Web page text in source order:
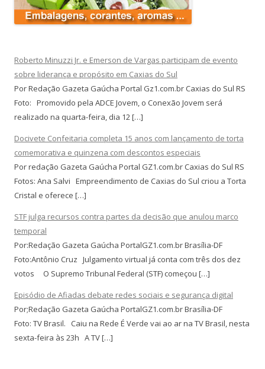
Roberto Minuzzi Jr. e Emerson de Vargas participam de evento
sobre liderança e propósito em Caxias do Sul
Por Redação Gazeta Gaúcha Portal Gz1.com.br Caxias do Sul RS
Foto: Promovido pela ADCE Jovem, o Conexão Jovem será
realizado na quarta-feira, dia 12 […]
Docivete Confeitaria completa 15 anos com lançamento de torta
comemorativa e quinzena com descontos especiais
Por redação Gazeta Gaúcha Portal GZ1.com.br Caxias do Sul RS
Fotos: Ana Salvi Empreendimento de Caxias do Sul criou a Torta
Cristal e oferece […]
STF julga recursos contra partes da decisão que anulou marco
temporal
Por:Redação Gazeta Gaúcha PortalGZ1.com.br Brasília-DF
Foto:Antônio Cruz Julgamento virtual já conta com três dos dez
votos O Supremo Tribunal Federal (STF) começou […]
Episódio de Afiadas debate redes sociais e segurança digital
Por;Redação Gazeta Gaúcha PortalGZ1.com.br Brasília-DF
Foto: TV Brasil. Caiu na Rede É Verde vai ao ar na TV Brasil, nesta
sexta-feira às 23h A TV […]